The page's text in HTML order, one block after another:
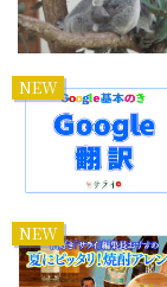
NEW
NEW